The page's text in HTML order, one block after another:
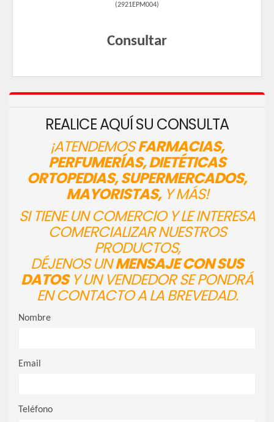
(2921EPM004)
Consultar
REALICE AQUÍ SU CONSULTA
¡ATENDEMOSFARMACIAS,
PERFUMERÍAS, DIETÉTICAS
ORTOPEDIAS, SUPERMERCADOS,
MAYORISTAS,Y MÁS!
SI TIENE UN COMERCIO Y LE INTERESA
COMERCIALIZAR NUESTROS
PRODUCTOS,
DÉJENOS UNMENSAJE CON SUS
DATOSY UN VENDEDOR SE PONDRÁ
EN CONTACTO A LA BREVEDAD.
Nombre
Email
Teléfono